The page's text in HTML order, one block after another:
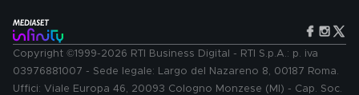
Copyright ©1999-2026 RTI Business Digital - RTI S.p.A.: p. iva
03976881007 - Sede legale: Largo del Nazareno 8, 00187 Roma.
Uffici: Viale Europa 46, 20093 Cologno Monzese (MI) - Cap. Soc.